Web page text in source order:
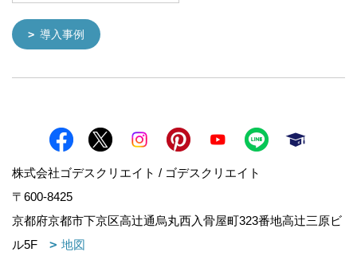
導入事例
株式会社ゴデスクリエイト / ゴデスクリエイト
〒600-8425
京都府京都市下京区高辻通烏丸西入骨屋町323番地高辻三原ビ
ル5F
地図